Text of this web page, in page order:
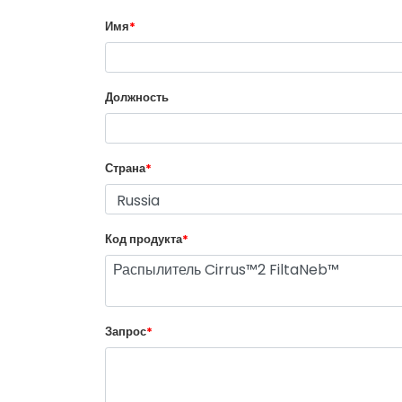
Имя*
Должность
Страна*
Код продукта*
Запрос*